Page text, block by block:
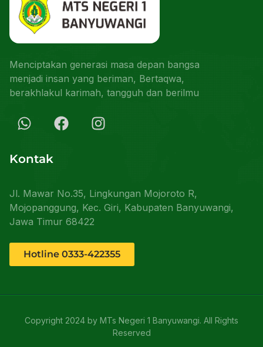
Menciptakan generasi masa depan bangsa
menjadi insan yang beriman, Bertaqwa,
berakhlakul karimah, tangguh dan berilmu
Kontak
Jl. Mawar No.35, Lingkungan Mojoroto R,
Mojopanggung, Kec. Giri, Kabupaten Banyuwangi,
Jawa Timur 68422
Hotline 0333-422355
Copyright 2024 by MTs Negeri 1 Banyuwangi. All Rights
Reserved